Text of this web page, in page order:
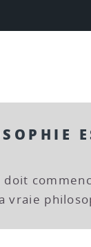
doit
vraie